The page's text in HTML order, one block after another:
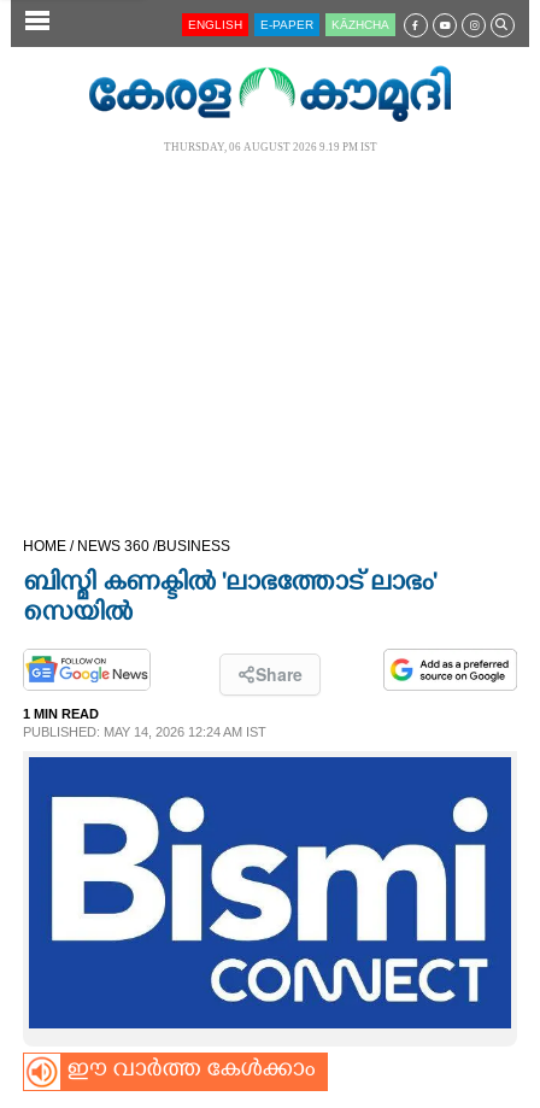
SECTIONS
ASTRO
ENGLISH E-PAPER KĀZHCHA
THURSDAY, 06 AUGUST 2026 9.19 PM IST
HOME / NEWS 360 /BUSINESS
ബിസ്മി കണക്ടിൽ 'ലാഭത്തോട് ലാഭം'
സെയിൽ
Share
1 MIN READ
PUBLISHED: MAY 14, 2026 12:24 AM IST
ഈ വാർത്ത കേൾക്കാം